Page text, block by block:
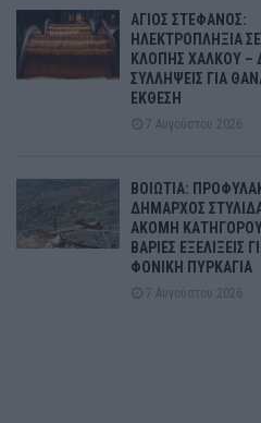
ΑΓΙΟΣ ΣΤΕΦΑΝΟΣ:
ΗΛΕΚΤΡΟΠΛΗΞΙΑ
ΚΛΟΠΗΣ ΧΑΛΚΟΥ –
ΣΥΛΛΗΨΕΙΣ ΓΙΑ
ΕΚΘΕΣΗ
7 Αυγούστου 2026
ΒΟΙΩΤΙΑ:
ΔΗΜΑΡΧΟΣ
ΑΚΟΜΗ
ΒΑΡΙΕΣ ΕΞΕΛΙΞΕΙΣ
ΦΟΝΙΚΗ ΠΥΡΚΑΓΙΑ
7 Αυγούστου 2026